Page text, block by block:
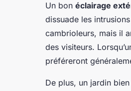
Un bon éclairage
dissuade les
cambrioleurs, mais il
des visiteurs.
préféreront
De plus, un jardin